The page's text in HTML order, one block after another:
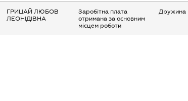
ГРИЦАЙ ЛЮБОВ
ЛЕОНІДІВНА
Заробітна плата
отримана за основним
місцем роботи
Дружина